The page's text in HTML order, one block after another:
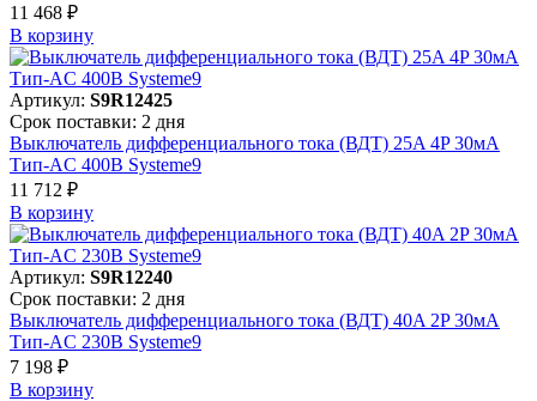
11 468 ₽
В корзинy
Артикул: S9R12425
Срок поставки: 2 дня
Выключатель дифференциального тока (ВДТ) 25A 4P 30мА
Тип-AC 400В Systeme9
11 712 ₽
В корзинy
Артикул: S9R12240
Срок поставки: 2 дня
Выключатель дифференциального тока (ВДТ) 40A 2P 30мА
Тип-AC 230В Systeme9
7 198 ₽
В корзинy